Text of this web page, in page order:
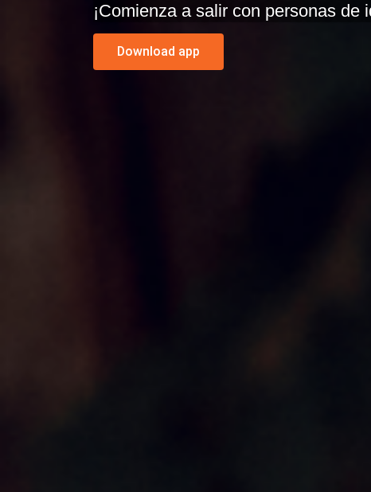
¡Comienza a salir con personas de
Download app